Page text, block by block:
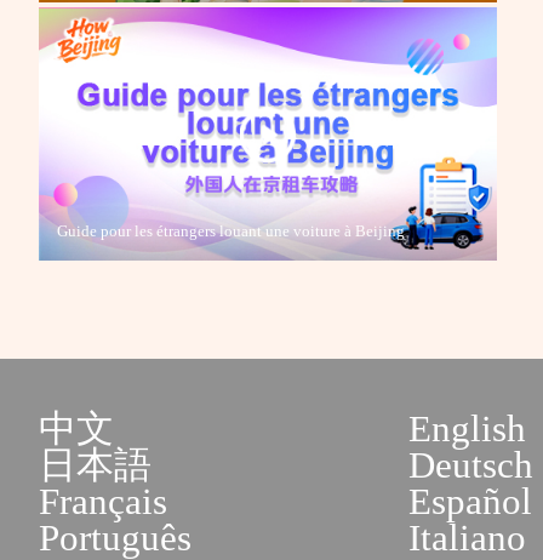
Guide pour les étrangers louant une voiture à Beijing
中文
English
日本語
Deutsch
Français
Español
Português
Italiano